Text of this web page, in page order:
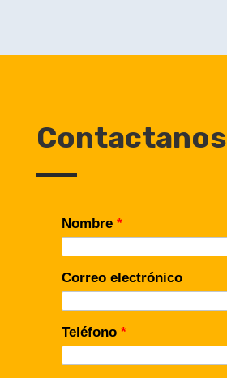
Contactanos
Nombre *
Correo electrónico
Teléfono *